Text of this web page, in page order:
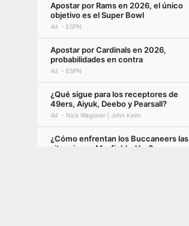
Apostar por Rams en 2026, el único
objetivo es el Super Bowl
4d ESPN
Apostar por Cardinals en 2026,
probabilidades en contra
4d ESPN
¿Qué sigue para los receptores de
49ers, Aiyuk, Deebo y Pearsall?
4d Nick Wagoner | John Keim
¿Cómo enfrentan los Buccaneers las
situaciones Mayfield y Vea?